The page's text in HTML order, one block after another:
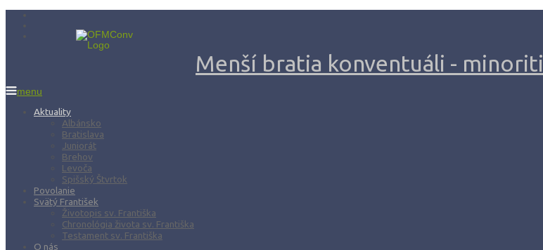
Menší bratia konventuáli - minoriti
menu
Aktuality
Albánsko
Bratislava
Juniorát
Brehov
Levoča
Spišský Štvrtok
Povolanie
Svätý František
Životopis sv. Františka
Chronológia života sv. Františka
Testament sv. Františka
O nás